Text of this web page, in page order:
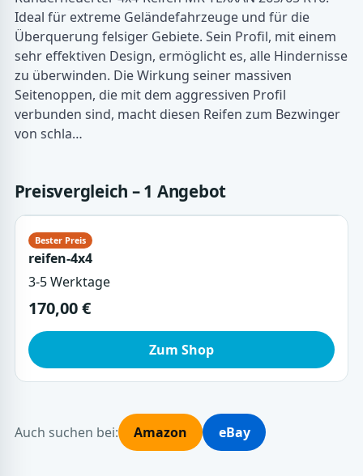
Ideal für extreme Geländefahrzeuge und für die
Überquerung felsiger Gebiete. Sein Profil, mit einem
sehr effektiven Design, ermöglicht es, alle Hindernisse
zu überwinden. Die Wirkung seiner massiven
Seitenoppen, die mit dem aggressiven Profil
verbunden sind, macht diesen Reifen zum Bezwinger
von schla…
Preisvergleich – 1 Angebot
reifen-4x4
3-5 Werktage
170,00 €
Zum Shop
Auch suchen bei: Amazon eBay